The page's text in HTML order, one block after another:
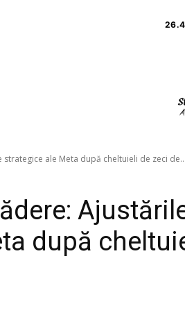
26.4
ale Meta după cheltuieli de zeci de...
după